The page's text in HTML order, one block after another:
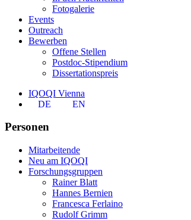
Fotogalerie
Events
Outreach
Bewerben
Offene Stellen
Postdoc-Stipendium
Dissertationspreis
IQOQI Vienna
DE
EN
Personen
Mitarbeitende
Neu am IQOQI
Forschungsgruppen
Rainer Blatt
Hannes Bernien
Francesca Ferlaino
Rudolf Grimm